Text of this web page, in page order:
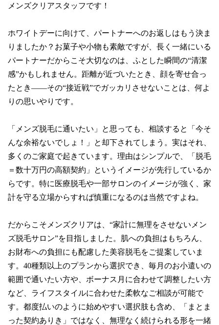
メンズクリアスタッフです！
ホワイトデーに向けて、パートナーへのお返しはもう決ま
りましたか？お菓子や小物も素敵ですが、長く一緒にいる
パートナーだからこそ大切なのは、ふとした瞬間の“清潔
感”かもしれません。距離が近づいたとき、顔を寄せ合っ
たとき――その“接近戦”でガッカリさせないことは、何よ
りの思いやりです。
「メンズ脱毛に通いたい」と思っても、相談すると「今そ
んな余裕ないでしょ！」と却下されてしまう。実はそれ、
多くのご家庭で起きています。理由はシンプルで、「脱毛
＝数十万円の高額契約」というイメージが先行しているか
らです。特に医療脱毛や一部サロンのイメージが強く、家
計を守る立場からすれば慎重になるのは当然ですよね。
だからこそメンズクリアは、“家計に無理をさせないメン
ズ脱毛サロン”を目指しました。肌への負担はもちろん、
お財布への負担にも配慮した美容脱毛をご提案していま
す。40種類以上のプランから選択でき、毎月のお小遣いの
範囲で通いたい方や、ボーナス月に合わせて調整したい方
など、ライフスタイルに合わせた柔軟なご相談が可能で
す。都度払いのように始めやすい選択肢も含め、「まとま
った契約ありき」ではなく、無理なく続けられる形を一緒